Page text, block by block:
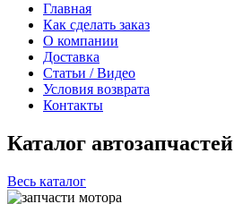
Главная
Как сделать заказ
О компании
Доставка
Статьи / Видео
Условия возврата
Контакты
Каталог автозапчастей
Весь каталог